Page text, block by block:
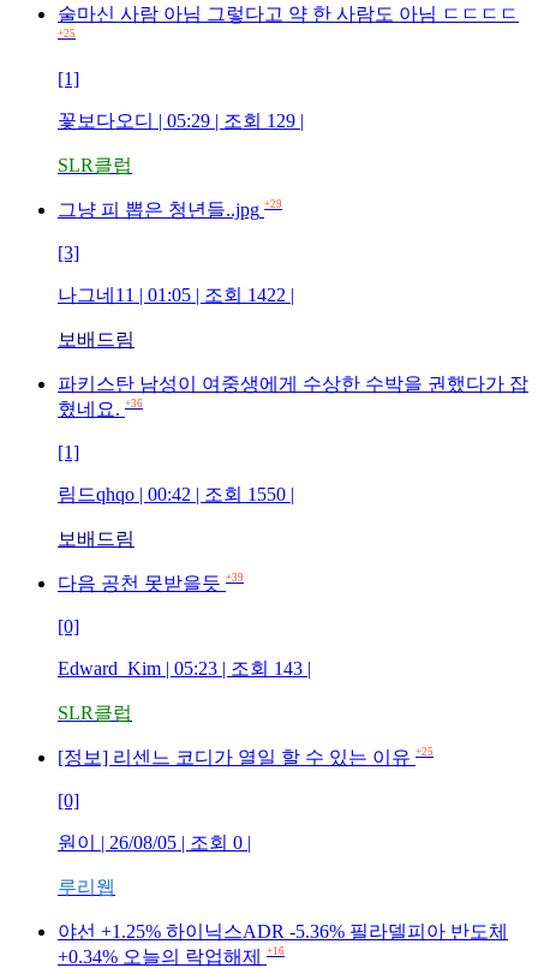
술마신 사람 아님 그렇다고 약 한 사람도 아님 ㄷㄷㄷㄷ
+25
[1]
꽃보다오디 | 05:29 | 조회 129 |
SLR클럽
그냥 피 뽑은 청년들..jpg +29
[3]
나그네11 | 01:05 | 조회 1422 |
보배드림
파키스탄 남성이 여중생에게 수상한 수박을 권했다가 잡
혔네요. +36
[1]
림드qhqo | 00:42 | 조회 1550 |
보배드림
다음 공천 못받을듯 +39
[0]
Edward_Kim | 05:23 | 조회 143 |
SLR클럽
[정보] 리센느 코디가 열일 할 수 있는 이유 +25
[0]
원이 | 26/08/05 | 조회 0 |
루리웹
야선 +1.25% 하이닉스ADR -5.36% 필라델피아 반도체
+0.34% 오늘의 락업해제
+16